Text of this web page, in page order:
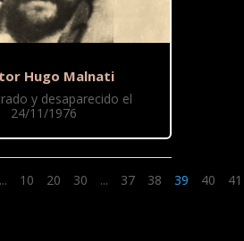
Hugo Malnati
y desaparecido el
24/11/1976
... 10 20 30 ... 37 38 39 40 41